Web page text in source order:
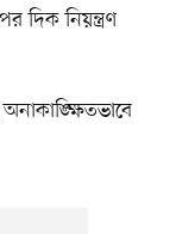
দিক নিয়ন্ত্রণ